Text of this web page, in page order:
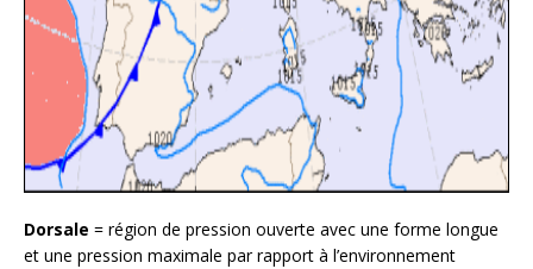
Dorsale = région de pression ouverte avec une forme longue
et une pression maximale par rapport à l’environnement